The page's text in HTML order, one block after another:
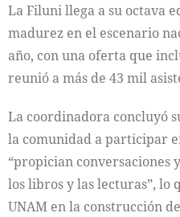
La Filuni llega a su octava
madurez en el escenario
año, con una oferta que
reunió a más de 43 mil
La coordinadora concluyó
la comunidad a participar
“propician conversaciones
los libros y las lecturas”,
UNAM en la construcción